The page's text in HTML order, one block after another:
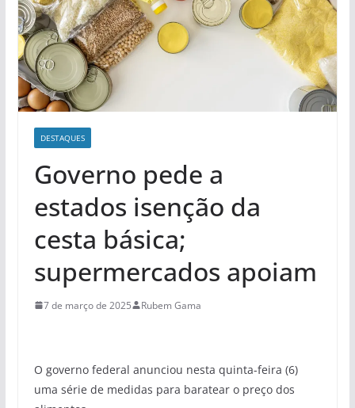
DESTAQUES
Governo pede a
estados isenção da
cesta básica;
supermercados apoiam
7 de março de 2025 Rubem Gama
O governo federal anunciou nesta quinta-feira (6)
uma série de medidas para baratear o preço dos